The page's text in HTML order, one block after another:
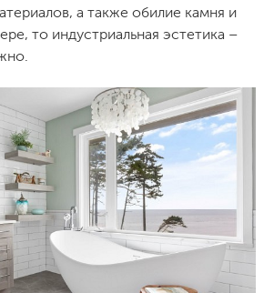
а также обилие камня и
то индустриальная эстетика –